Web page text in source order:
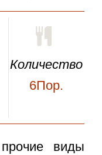
Количество
6Пор.
виды